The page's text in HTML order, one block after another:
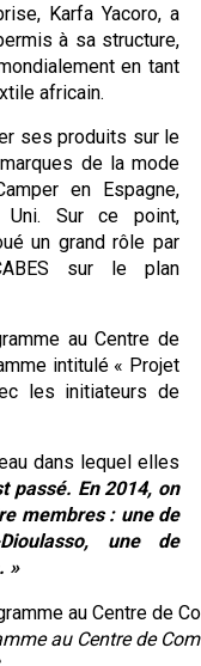
Karfa Yacoro, a
à sa structure,
en tant
africain.
ses produits sur le
de la mode
en Espagne,
Uni. Sur ce point,
un grand rôle par
sur le plan
au Centre de
intitulé « Projet
les initiateurs de
dans lequel elles
passé. En 2014, on
membres : une de
une de
»
au Centre de